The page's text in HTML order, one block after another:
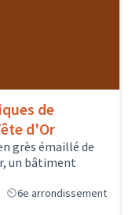
de
d'Or
grès émaillé de
un bâtiment
6e arrondissement